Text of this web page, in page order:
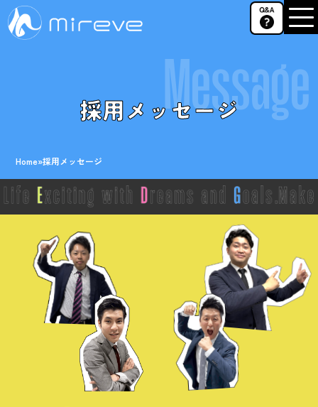
Message
採用メッセージ
Home»採用メッセージ